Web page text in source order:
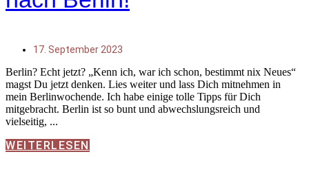
17. September 2023
Berlin? Echt jetzt? „Kenn ich, war ich schon, bestimmt nix Neues“
magst Du jetzt denken. Lies weiter und lass Dich mitnehmen in
mein Berlinwochende. Ich habe einige tolle Tipps für Dich
mitgebracht. Berlin ist so bunt und abwechslungsreich und
vielseitig,
WEITERLESEN